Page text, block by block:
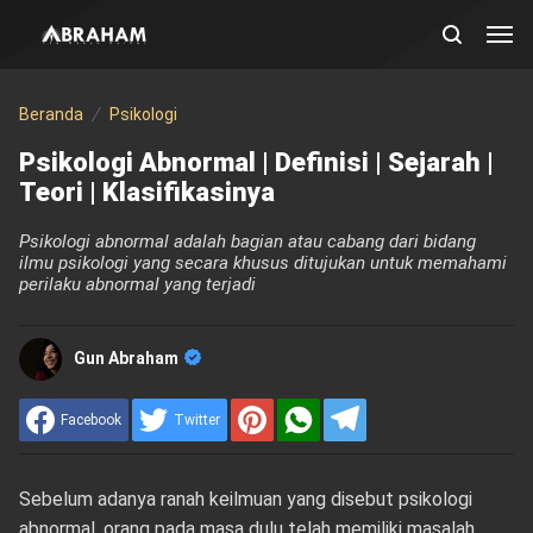
Beranda Psikologi
Psikologi Abnormal | Definisi | Sejarah |
Teori | Klasifikasinya
Psikologi abnormal adalah bagian atau cabang dari bidang
ilmu psikologi yang secara khusus ditujukan untuk memahami
perilaku abnormal yang terjadi
Gun Abraham
Facebook Twitter
Sebelum adanya ranah keilmuan yang disebut psikologi